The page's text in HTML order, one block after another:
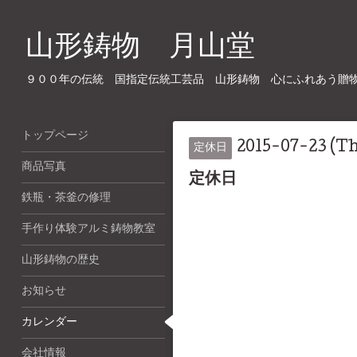
山形鋳物 月山堂
９００年の伝統 国指定伝統工芸品 山形鋳物 心にふれあう贈
定休日 2015-07-23
定休日
トップページ
商品写真
鉄瓶・茶釜の修理
手作り体験アルミ鋳物教室
山形鋳物の歴史
お知らせ
カレンダー
会社情報